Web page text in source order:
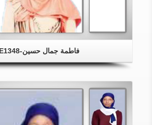
فاطمة جمال حسين-E1348